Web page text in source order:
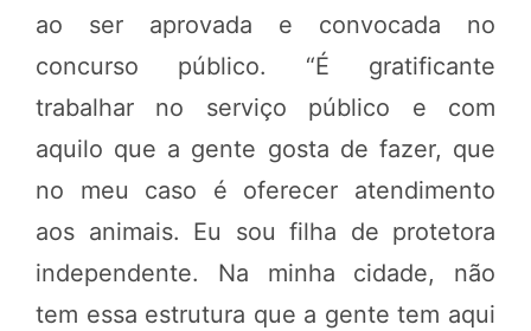
ao ser aprovada e convocada no
concurso público. “É gratificante
trabalhar no serviço público e com
aquilo que a gente gosta de fazer, que
no meu caso é oferecer atendimento
aos animais. Eu sou filha de protetora
independente. Na minha cidade, não
tem essa estrutura que a gente tem aqui